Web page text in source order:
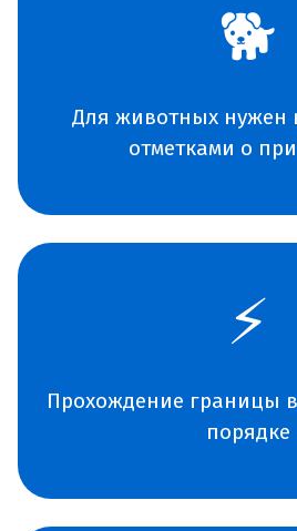
🐕
Для животных нужен
отметками о
⚡
Прохождение границы
порядке